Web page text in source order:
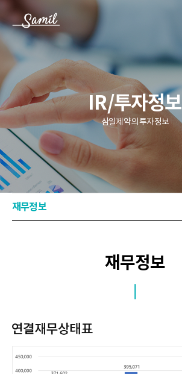
IR/투자정보
삼일제약의 투자정보
재무정보
재무정보